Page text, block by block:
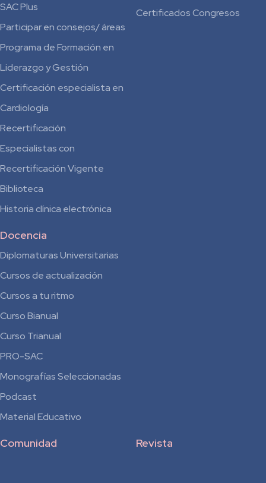
SAC Plus
Participar en consejos/ áreas
Programa de Formación en
Liderazgo y Gestión
Certificación especialista en
Cardiología
Recertificación
Especialistas con
Recertificación Vigente
Biblioteca
Historia clínica electrónica
Docencia
Diplomaturas Universitarias
Cursos de actualización
Cursos a tu ritmo
Curso Bianual
para
Residentes
Curso Trianual
PRO-SAC
Monografías Seleccionadas
Podcast
Material Educativo
Certificados Congresos
Revista
Comunidad